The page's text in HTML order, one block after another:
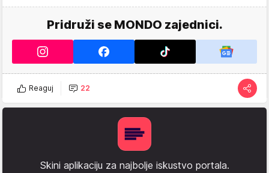
Pridruži se MONDO zajednici.
Reaguj 22
Skini aplikaciju za najbolje iskustvo portala.